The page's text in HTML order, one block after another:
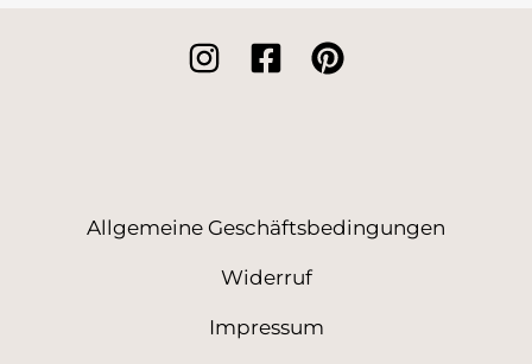
Allgemeine Geschäftsbedingungen
Widerruf
Impressum